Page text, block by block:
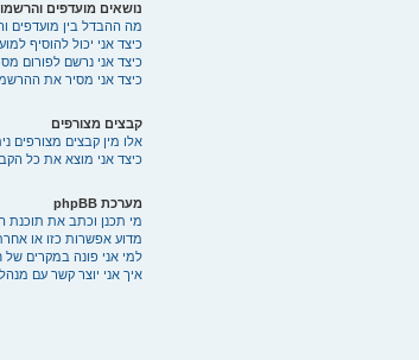
נושאים מועדפים
מה ההבדל בין מועדפים
כיצד אני יכול להוסיף
כיצד אני נרשם לפורום
כיצד אני מסיר את
קבצים מצורפים
אלו מין קבצים מצורפים
כיצד אני מוצא את כל
מערכת phpBB
מי תכנן וכתב את תוכנת
מדוע אפשרות כזו או
למי אני פונה במקרים
איך אני יוצר קשר עם